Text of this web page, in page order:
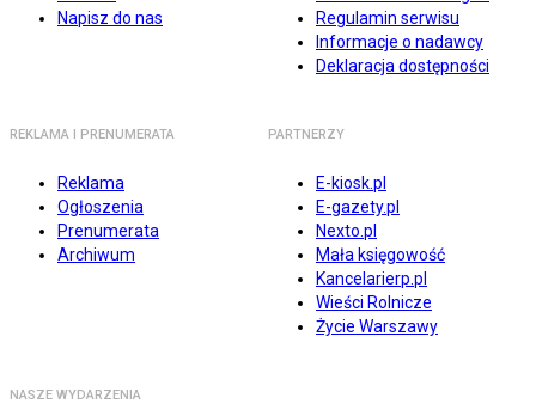
Napisz do nas
Regulamin serwisu
Informacje o nadawcy
Deklaracja dostępności
REKLAMA I PRENUMERATA
Reklama
Ogłoszenia
Prenumerata
Archiwum
PARTNERZY
E-kiosk.pl
E-gazety.pl
Nexto.pl
Mała księgowość
Kancelarierp.pl
Wieści Rolnicze
Życie Warszawy
NASZE WYDARZENIA